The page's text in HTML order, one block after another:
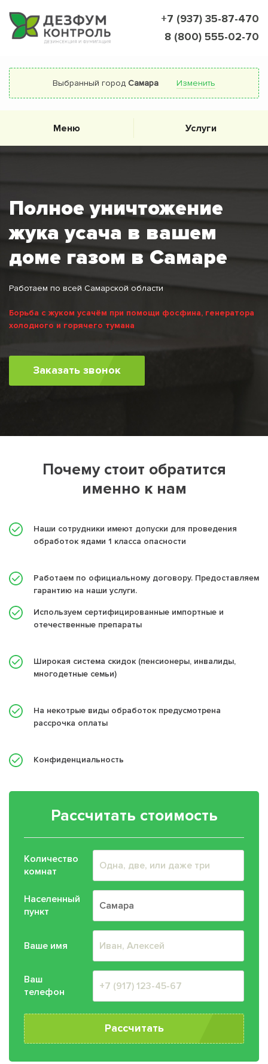
+7 (937) 35-87-470
8 (800) 555-02-70
Выбранный город Самара Изменить
Меню Услуги
Полное уничтожение
жука усача в вашем
доме газом в Самаре
Работаем по всей Самарской области
Борьба с жуком усачём при помощи фосфина, генератора
холодного и горячего тумана
Заказать звонок
Почему стоит обратится
именно к нам
Наши сотрудники имеют допуски для проведения
обработок ядами 1 класса опасности
Работаем по официальному договору. Предоставляем
гарантию на наши услуги.
Используем сертифицированные импортные и
отечественные препараты
Широкая система скидок (пенсионеры, инвалиды,
многодетные семьи)
На некотрые виды обработок предусмотрена
рассрочка оплаты
Конфиденциальность
Рассчитать стоимость
Количество
комнат
Населенный
пункт
Ваше имя
Ваш
телефон
Рассчитать